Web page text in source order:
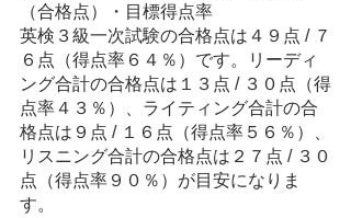
（合格点）・目標得点率
英検３級一次試験の合格点は４９点 / ７
６点（得点率６４％）です。リーディ
ング合計の合格点は１３点 / ３０点（得
点率４３％）、ライティング合計の合
格点は９点 / １６点（得点率５６％）、
リスニング合計の合格点は２７点 / ３０
点（得点率９０％）が目安になりま
す。